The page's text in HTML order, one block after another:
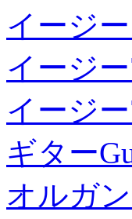
イージ
イージ
イージ
ギター
オルガ